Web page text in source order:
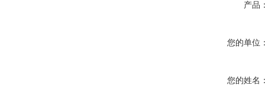
产品
您的单位
您的姓名